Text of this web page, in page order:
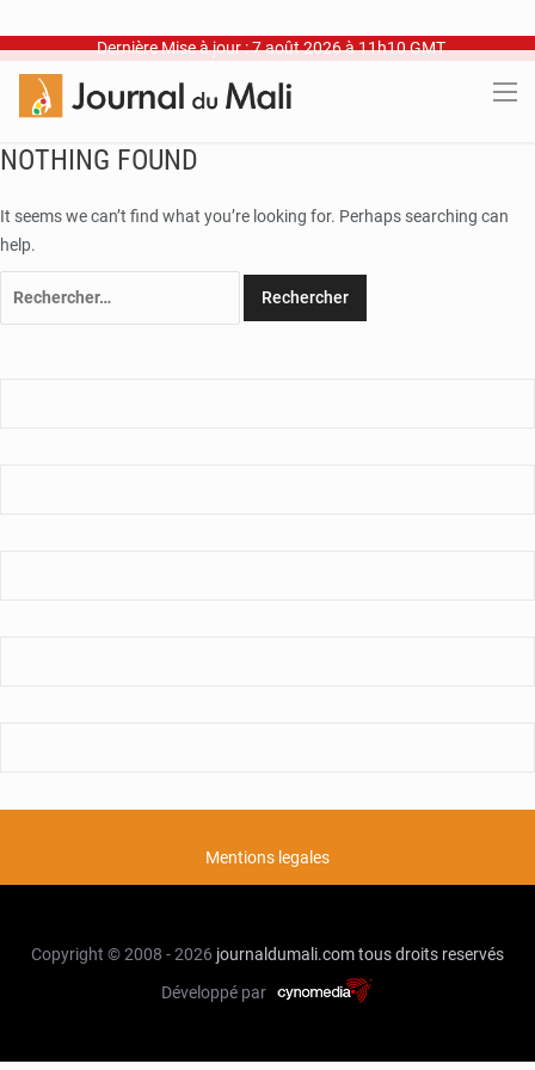
Dernière Mise à jour : 7 août 2026 à 11h10 GMT
NOTHING FOUND
It seems we can’t find what you’re looking for. Perhaps searching can
help.
Mentions legales
Copyright © 2008 - 2026 journaldumali.comtous droits reservés
Développé par